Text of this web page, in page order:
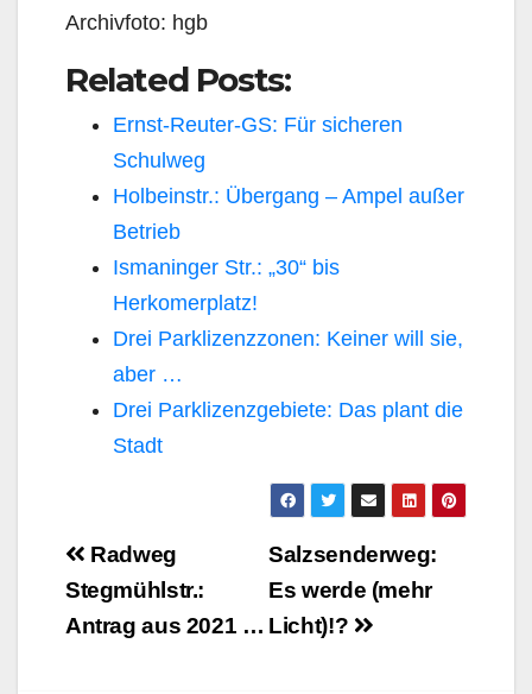
Archivfoto: hgb
Related Posts:
Ernst-Reuter-GS: Für sicheren
Schulweg
Holbeinstr.: Übergang – Ampel außer
Betrieb
Ismaninger Str.: „30“ bis
Herkomerplatz!
Drei Parklizenzzonen: Keiner will sie,
aber …
Drei Parklizenzgebiete: Das plant die
Stadt
Beitragsnavigation
Salzsenderweg:
Es werde (mehr
Licht)!?
Radweg
Stegmühlstr.:
Antrag aus 2021 …